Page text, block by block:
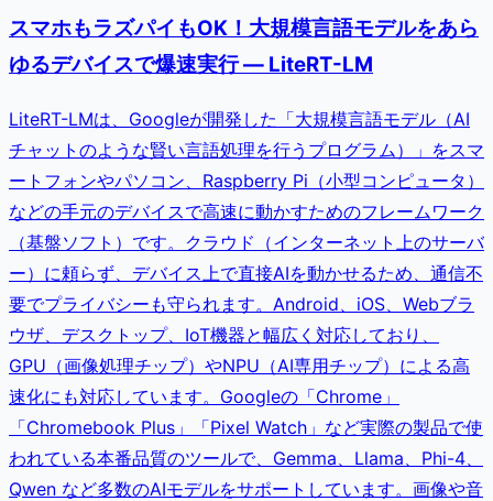
スマホもラズパイもOK！大規模言語モデルをあら
ゆるデバイスで爆速実行 — LiteRT-LM
LiteRT-LMは、Googleが開発した「大規模言語モデル（AI
チャットのような賢い言語処理を行うプログラム）」をスマ
ートフォンやパソコン、Raspberry Pi（小型コンピュータ）
などの手元のデバイスで高速に動かすためのフレームワーク
（基盤ソフト）です。クラウド（インターネット上のサーバ
ー）に頼らず、デバイス上で直接AIを動かせるため、通信不
要でプライバシーも守られます。Android、iOS、Webブラ
ウザ、デスクトップ、IoT機器と幅広く対応しており、
GPU（画像処理チップ）やNPU（AI専用チップ）による高
速化にも対応しています。Googleの「Chrome」
「Chromebook Plus」「Pixel Watch」など実際の製品で使
われている本番品質のツールで、Gemma、Llama、Phi-4、
Qwen など多数のAIモデルをサポートしています。画像や音